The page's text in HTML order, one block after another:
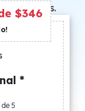
especiales.
$346
*
5